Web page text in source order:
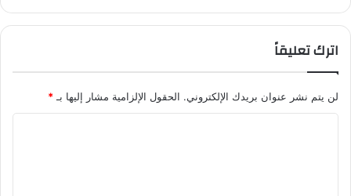
اترك تعليقاً
لن يتم نشر عنوان بريدك الإلكتروني. الحقول الإلزامية مشار إليها بـ *